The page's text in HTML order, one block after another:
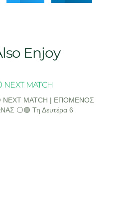
Enjoy
NEXT MATCH
NEXT MATCH | ΕΠΟΜΕΝΟΣ
⚪🟢 Τη Δευτέρα 6